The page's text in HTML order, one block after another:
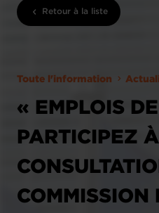
Retour à la liste
Toute l'information
« EMPLOIS
PARTICIPEZ
COMMISSION